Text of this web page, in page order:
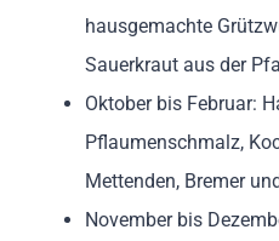
hausgemachte
Sauerkraut aus der
Oktober bis Februar:
Pflaumenschmalz,
Mettenden, Bremer
November bis